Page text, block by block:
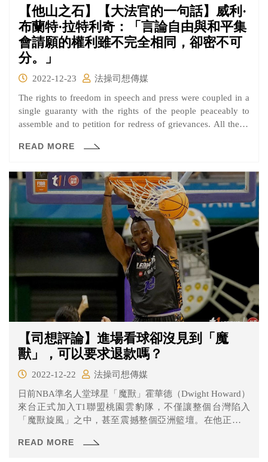
【他山之石】【大法官的一句話】威利·
布蘭特·拉特利奇：「言論自由與和平集
會請願的權利雖不完全相同，卻密不可
分。」
2022-12-23
法操司想傳媒
The rights to freedom in speech and press were coupled in a
single guaranty with the rights of the people peaceably to
assemble and to petition for redress of grievances. All these,
的Thomas v. Collins案判決書中，拉特利奇大法官所提出最
READ MORE
【司想評論】進場看球卻沒見到「魔
獸」，可以要求退款嗎？
2022-12-22
法操司想傳媒
日前NBA準名人堂球星「魔獸」霍華德（Dwight Howard）
來台正式加入T1聯盟桃園雲豹隊，不僅讓整個台灣陷入
「魔獸旋風」之中，甚至震撼整個亞洲籃壇。在他正式宣
皆在短時間內銷售一空，可見全台球迷都可望親眼一睹魔
READ MORE